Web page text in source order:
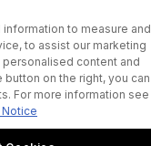
to measure and
to assist our marketing
content and
on the right, you can
For more information see